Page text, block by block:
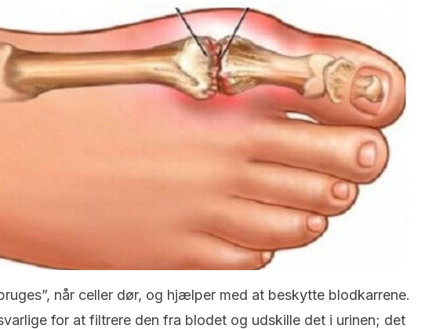
når celler dør, og hjælper med at beskytte blodkarrene.
for at filtrere den fra blodet og udskille det i urinen; det